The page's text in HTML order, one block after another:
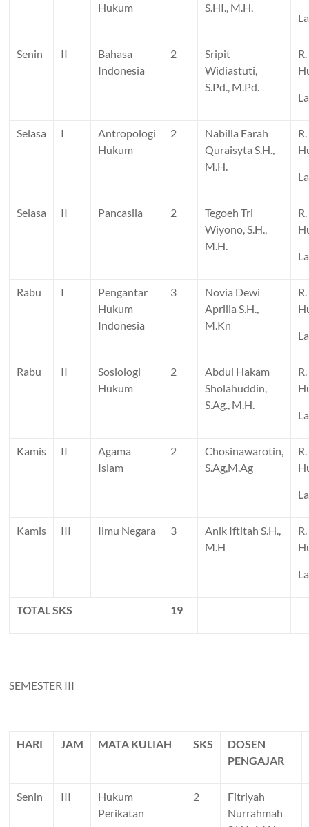
Hukum
S.HI., M.H.
Senin II
Bahasa
Indonesia
2
Sripit
Widiastuti,
S.Pd., M.Pd.
R.
Selasa I
Antropologi
Hukum
2
Nabilla Farah
Quraisyta S.H.,
M.H.
R.
Selasa II Pancasila 2
Tegoeh Tri
Wiyono, S.H.,
M.H.
R.
Rabu I
Pengantar
Hukum
Indonesia
3
Novia Dewi
Aprilia S.H.,
M.Kn
R.
Rabu II
Sosiologi
Hukum
2
Abdul Hakam
Sholahuddin,
S.Ag., M.H.
R.
Kamis II
Agama
Islam
2
Chosinawarotin,
S.Ag,M.Ag
R.
Kamis III Ilmu Negara 3
Anik Iftitah S.H.,
M.H
R.
TOTAL SKS 19
SEMESTER III
HARI JAM MATA KULIAH SKS
DOSEN
PENGAJAR
Senin III
Hukum
Perikatan
2
Fitriyah
Nurrahmah